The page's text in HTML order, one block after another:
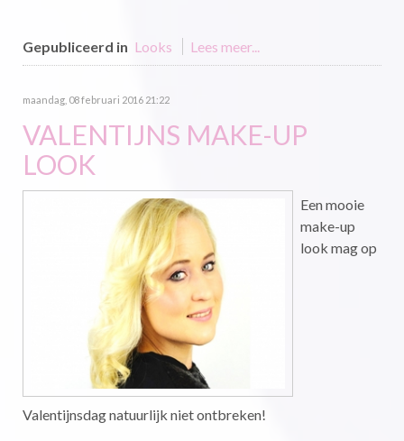
Gepubliceerd in Looks Lees meer...
maandag, 08 februari 2016 21:22
VALENTIJNS MAKE-UP
LOOK
Een mooie
make-up
look mag op
Valentijnsdag natuurlijk niet ontbreken!